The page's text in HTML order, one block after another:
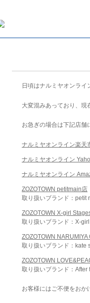
日頃はナルミヤオンライ
大変混みあっており、現
お急ぎの場合は下記店舗
ナルミヤオンライン楽天
ナルミヤオンライン
ナルミヤオンライン
ZOZOTOWN petitmain店
取り扱いブランド：petit
ZOZOTOWN X-girl
取り扱いブランド：X-
ZOZOTOWN NARUMIYA
取り扱いブランド：kate
ZOZOTOWN
取り扱いブランド：
お客様にはご不便をおか